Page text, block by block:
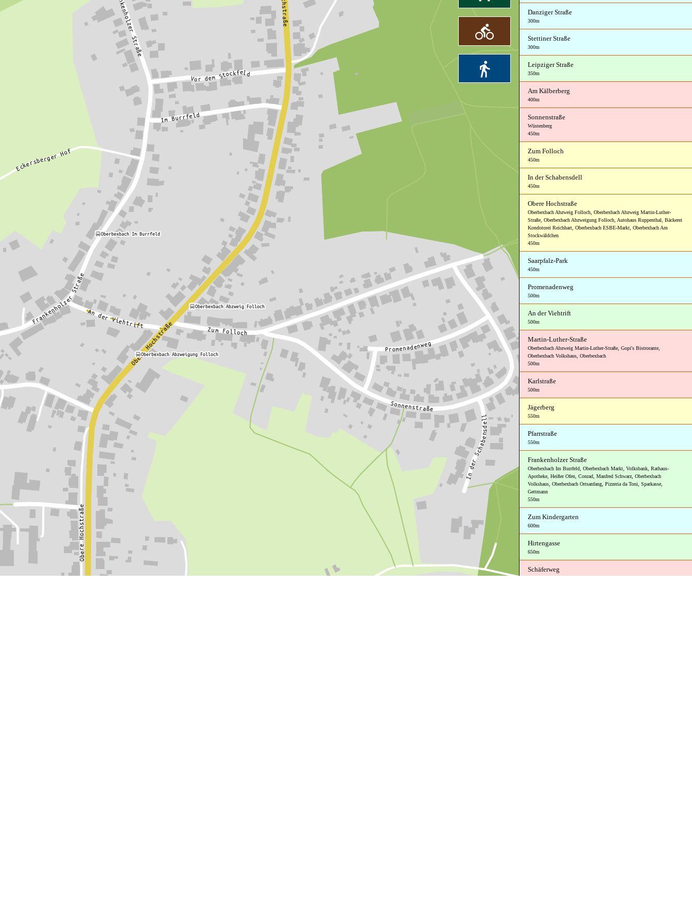
Danziger Straße
300m
Stettiner Straße
300m
Leipziger Straße
350m
Am Kälberberg
400m
Sonnenstraße
Wüstenberg
450m
Zum Folloch
450m
In der Schabensdell
450m
Obere Hochstraße
Oberbexbach Abzweig Folloch, Oberbexbach Abzweig Martin-Luther-
Straße, Oberbexbach Abzweigung Folloch, Autohaus Ruppenthal
Bäckerei
Kondotorei Reichhart, Oberbexbach ESBE-Markt, Oberbexbach Am
Stockwäldchen
450m
Saarpfalz-Park
450m
Promenadenweg
500m
An der Viehtrift
500m
Martin-Luther-Straße
Oberbexbach Abzweig Martin-Luther-Straße, Gopi's Bistrorante,
Oberbexbach Volkshaus, Oberbexbach
500m
Karlstraße
500m
Jägerberg
550m
Pfarrstraße
550m
Frankenholzer Straße
Oberbexbach Im Burrfeld, Oberbexbach Markt, Volksbank, Rathaus-
Apotheke, Heißer Ofen, Conrad, Manfred Schwarz, Oberbexbach
Volkshaus, Oberbexbach Ortsanfang, Pizzeria da Toni Sparkasse,
Gettmann
550m
Zum Kindergarten
600m
Hirtengasse
650m
Schäferweg